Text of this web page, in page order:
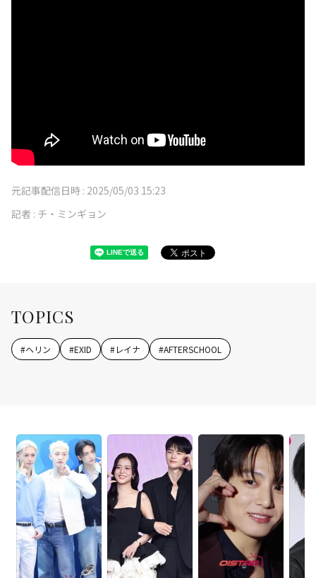
元記事配信日時 : 2025/05/03 15:23
記者 : チ・ミンギョン
TOPICS
#ヘリン #EXID #レイナ #AFTERSCHOOL